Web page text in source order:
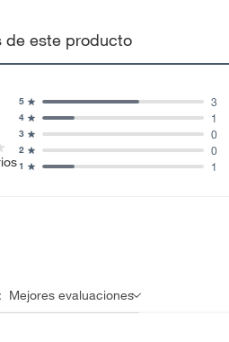
de este producto
1 1
2 0
3 0
4 1
5 3
Mejores evaluaciones